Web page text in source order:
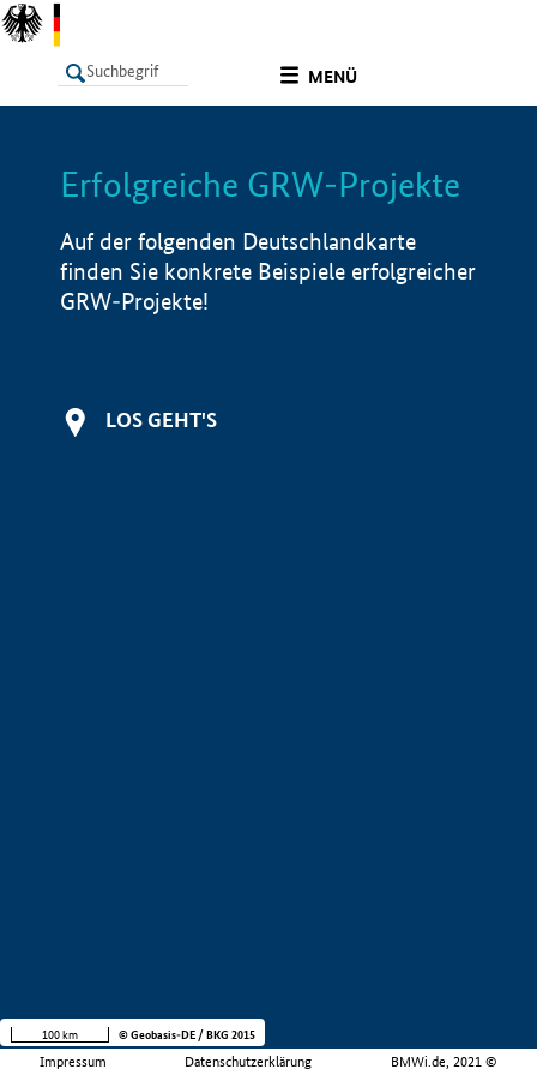
MENÜ
LISTE Info
Erfolgreiche GRW-Projekte
Auf der folgenden Deutschlandkarte
finden Sie konkrete Beispiele erfolgreicher
GRW-Projekte!
LOS GEHT'S
Impressum Datenschutzerklärung BMWi.de, 2021 ©
100 km © Geobasis-DE / BKG 2015